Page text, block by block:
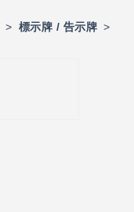
> 標示牌 / 告示牌 >